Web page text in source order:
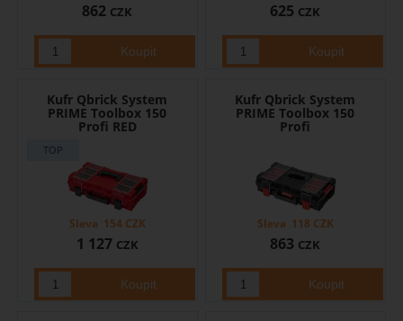
862 CZK 625 CZK
Kufr Qbrick System
PRIME Toolbox 150
Profi RED
1 127 CZK
Sleva 154 CZK
Kufr Qbrick System
PRIME Toolbox 150
Profi
863 CZK
Sleva 118 CZK